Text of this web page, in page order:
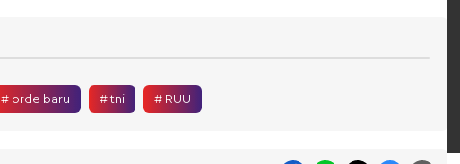
# orde baru # tni # RUU